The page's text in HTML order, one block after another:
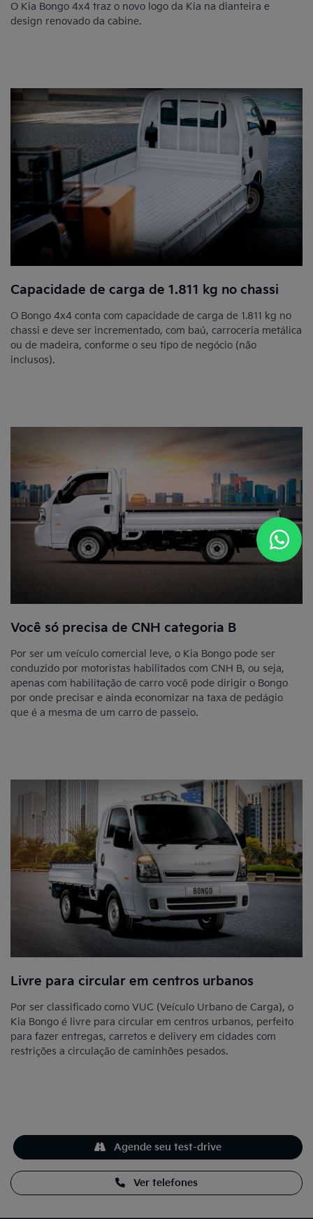
O Kia Bongo 4x4 traz o novo logo da Kia na dianteira e
design renovado da cabine.
Capacidade de carga de 1.811 kg no chassi
O Bongo 4x4 conta com capacidade de carga de 1.811 kg no
chassi e deve ser incrementado, com baú, carroceria metálica
ou de madeira, conforme o seu tipo de negócio (não
inclusos).
Você só precisa de CNH categoria B
Por ser um veículo comercial leve, o Kia Bongo pode ser
conduzido por motoristas habilitados com CNH B, ou seja,
apenas com habilitação de carro você pode dirigir o Bongo
por onde precisar e ainda economizar na taxa de pedágio
que é a mesma de um carro de passeio.
Livre para circular em centros urbanos
Por ser classificado como VUC (Veículo Urbano de Carga), o
Kia Bongo é livre para circular em centros urbanos, perfeito
para fazer entregas, carretos e delivery em cidades com
restrições a circulação de caminhões pesados.
Ver telefones
Agende seu test-drive